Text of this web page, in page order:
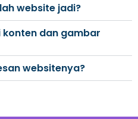
website jadi?
konten dan gambar
websitenya?